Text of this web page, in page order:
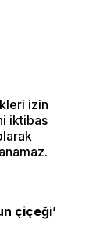
izin
iktibas
çiçeği’